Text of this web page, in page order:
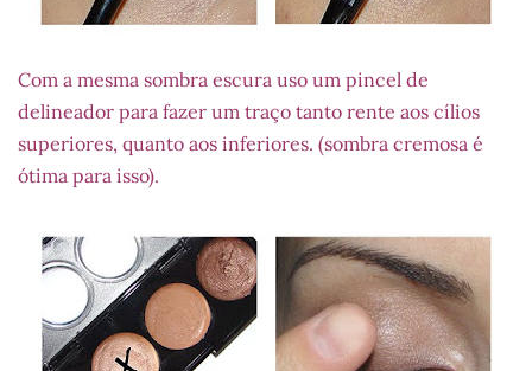
Com a mesma sombra escura uso um pincel de
delineador para fazer um traço tanto rente aos cílios
superiores, quanto aos inferiores. (sombra cremosa é
ótima para isso).